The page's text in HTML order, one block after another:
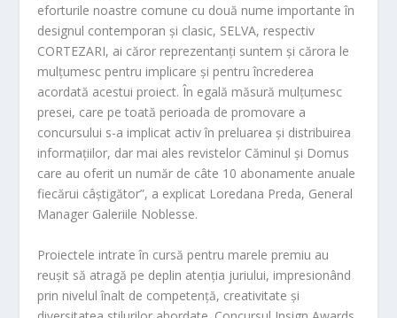
eforturile noastre comune cu două nume importante în
designul contemporan și clasic, SELVA, respectiv
CORTEZARI, ai căror reprezentanți suntem și cărora le
mulțumesc pentru implicare și pentru încrederea
acordată acestui proiect. În egală măsură mulțumesc
presei, care pe toată perioada de promovare a
concursului s-a implicat activ în preluarea și distribuirea
informațiilor, dar mai ales revistelor Căminul și Domus
care au oferit un număr de câte 10 abonamente anuale
fiecărui câștigător”, a explicat Loredana Preda, General
Manager Galeriile Noblesse.
Proiectele intrate în cursă pentru marele premiu au
reușit să atragă pe deplin atenția juriului, impresionând
prin nivelul înalt de competență, creativitate și